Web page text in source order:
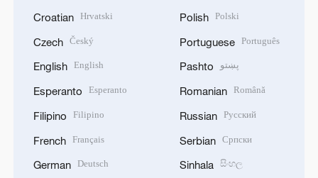
Croatian Hrvatski
Czech Český
English English
Esperanto Esperanto
Filipino Filipino
French Français
German Deutsch
Polish Polski
Portuguese Português
Pashto پښتو
Romanian Română
Russian Русский
Serbian Српски
Sinhala සිංහල